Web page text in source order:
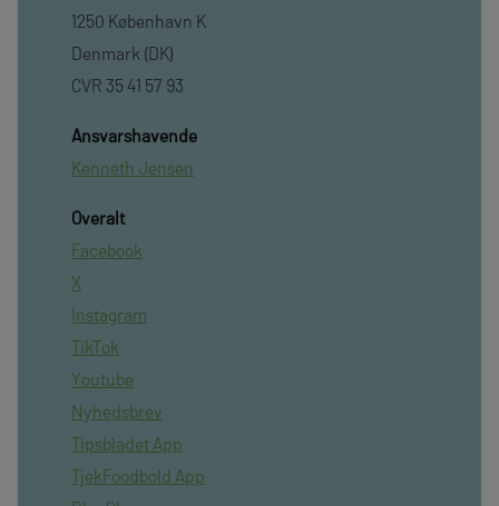
1250 København K
Denmark (DK)
CVR 35 41 57 93
Ansvarshavende
Kenneth Jensen
Overalt
Facebook
X
Instagram
TikTok
Youtube
Nyhedsbrev
Tipsbladet App
TjekFoodbold App